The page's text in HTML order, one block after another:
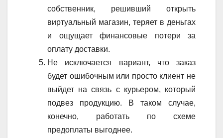
собственник, решивший открыть
виртуальный магазин, теряет в деньгах
и ощущает финансовые потери за
оплату доставки.
Не исключается вариант, что заказ
будет ошибочным или просто клиент не
выйдет на связь с курьером, который
подвез продукцию. В таком случае,
конечно, работать по схеме
предоплаты выгоднее.